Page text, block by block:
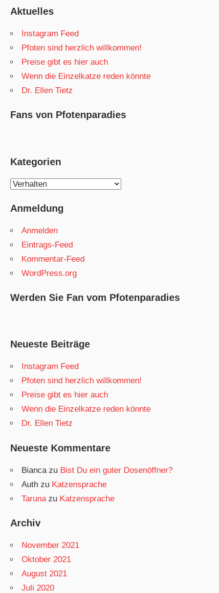
Aktuelles
Instagram Feed
Pfoten sind herzlich willkommen!
Preise gibt es hier auch
Wenn die Einzelkatze reden könnte
Dr. Ellen Tietz
Fans von Pfotenparadies
Kategorien
Kategorien
Anmeldung
Anmelden
Eintrags-Feed
Kommentar-Feed
WordPress.org
Werden Sie Fan vom Pfotenparadies
Neueste Beiträge
Instagram Feed
Pfoten sind herzlich willkommen!
Preise gibt es hier auch
Wenn die Einzelkatze reden könnte
Dr. Ellen Tietz
Neueste Kommentare
Bianca zu Bist Du ein guter Dosenöffner?
Auth zu Katzensprache
Taruna zu Katzensprache
Archiv
November 2021
Oktober 2021
August 2021
Juli 2020